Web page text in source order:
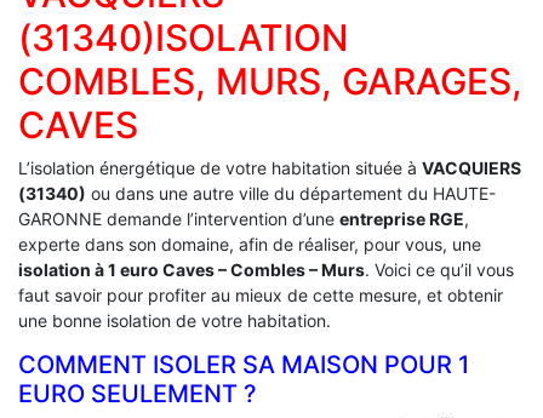
(31340)ISOLATION
COMBLES, MURS, GARAGES,
CAVES
L’isolation énergétique de votre habitation située à VACQUIERS
(31340) ou dans une autre ville du département du HAUTE-
GARONNE demande l’intervention d’une entreprise RGE,
experte dans son domaine, afin de réaliser, pour vous, une
isolation à 1 euro Caves – Combles – Murs. Voici ce qu’il vous
faut savoir pour profiter au mieux de cette mesure, et obtenir
une bonne isolation de votre habitation.
COMMENT ISOLER SA MAISON POUR 1
EURO SEULEMENT ?